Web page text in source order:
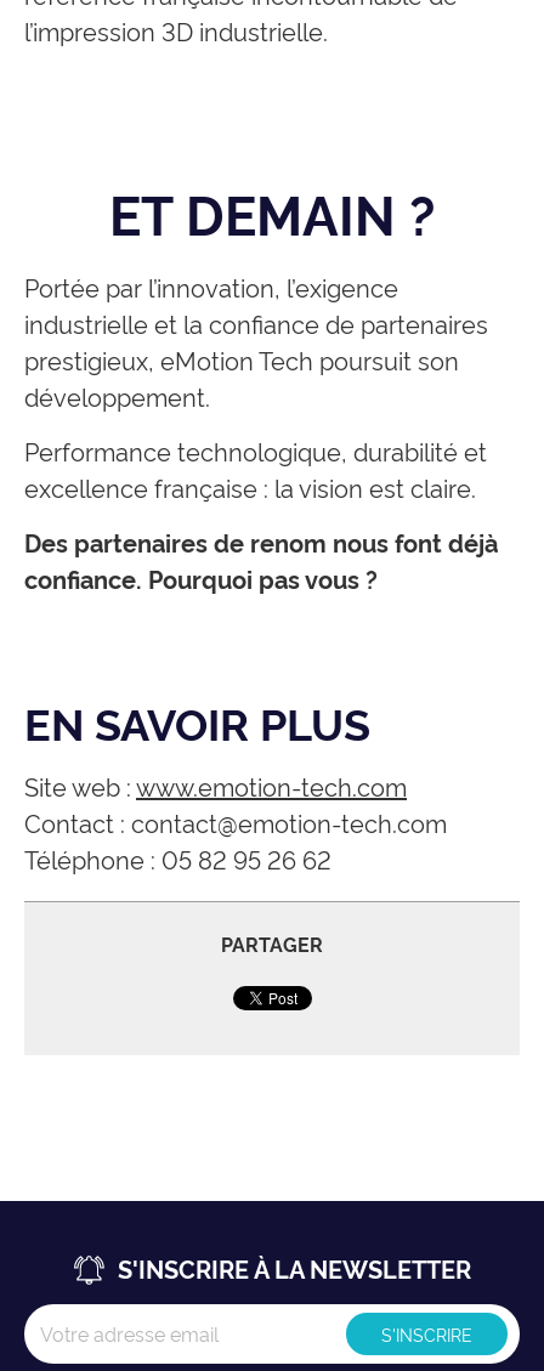
l’impression 3D industrielle.
ET DEMAIN ?
Portée par l’innovation, l’exigence
industrielle et la confiance de partenaires
prestigieux, eMotion Tech poursuit son
développement.
Performance technologique, durabilité et
excellence française : la vision est claire.
Des partenaires de renom nous font déjà
confiance. Pourquoi pas vous ?
EN SAVOIR PLUS
Site web :www.emotion-tech.com
Contact : contact@emotion-tech.com
Téléphone : 05 82 95 26 62
PARTAGER
S'INSCRIRE À LA NEWSLETTER